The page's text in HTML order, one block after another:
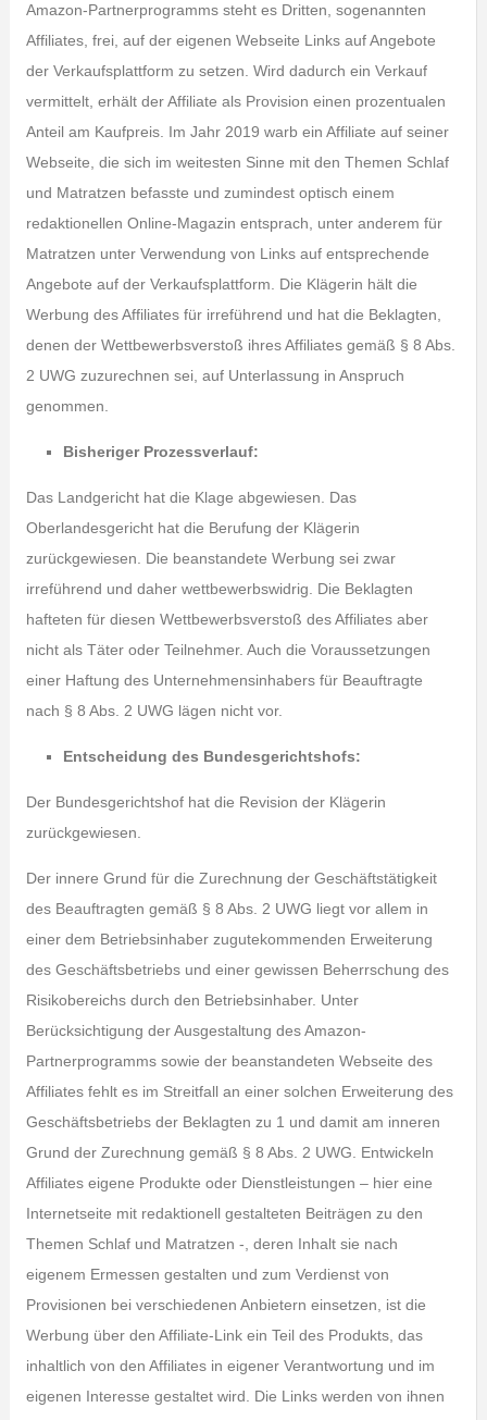
Amazon-Partnerprogramms steht es Dritten, sogenannten
Affiliates, frei, auf der eigenen Webseite Links auf Angebote
der Verkaufsplattform zu setzen. Wird dadurch ein Verkauf
vermittelt, erhält der Affiliate als Provision einen prozentualen
Anteil am Kaufpreis. Im Jahr 2019 warb ein Affiliate auf seiner
Webseite, die sich im weitesten Sinne mit den Themen Schlaf
und Matratzen befasste und zumindest optisch einem
redaktionellen Online-Magazin entsprach, unter anderem für
Matratzen unter Verwendung von Links auf entsprechende
Angebote auf der Verkaufsplattform. Die Klägerin hält die
Werbung des Affiliates für irreführend und hat die Beklagten,
denen der Wettbewerbsverstoß ihres Affiliates gemäß § 8 Abs.
2 UWG zuzurechnen sei, auf Unterlassung in Anspruch
genommen.
Bisheriger Prozessverlauf:
Das Landgericht hat die Klage abgewiesen. Das
Oberlandesgericht hat die Berufung der Klägerin
zurückgewiesen. Die beanstandete Werbung sei zwar
irreführend und daher wettbewerbswidrig. Die Beklagten
hafteten für diesen Wettbewerbsverstoß des Affiliates aber
nicht als Täter oder Teilnehmer. Auch die Voraussetzungen
einer Haftung des Unternehmensinhabers für Beauftragte
nach § 8 Abs. 2 UWG lägen nicht vor.
Entscheidung des Bundesgerichtshofs:
Der Bundesgerichtshof hat die Revision der Klägerin
zurückgewiesen.
Der innere Grund für die Zurechnung der Geschäftstätigkeit
des Beauftragten gemäß § 8 Abs. 2 UWG liegt vor allem in
einer dem Betriebsinhaber zugutekommenden Erweiterung
des Geschäftsbetriebs und einer gewissen Beherrschung des
Risikobereichs durch den Betriebsinhaber. Unter
Berücksichtigung der Ausgestaltung des Amazon-
Partnerprogramms sowie der beanstandeten Webseite des
Affiliates fehlt es im Streitfall an einer solchen Erweiterung des
Geschäftsbetriebs der Beklagten zu 1 und damit am inneren
Grund der Zurechnung gemäß § 8 Abs. 2 UWG. Entwickeln
Affiliates eigene Produkte oder Dienstleistungen – hier eine
Internetseite mit redaktionell gestalteten Beiträgen zu den
Themen Schlaf und Matratzen -, deren Inhalt sie nach
eigenem Ermessen gestalten und zum Verdienst von
Provisionen bei verschiedenen Anbietern einsetzen, ist die
Werbung über den Affiliate-Link ein Teil des Produkts, das
inhaltlich von den Affiliates in eigener Verantwortung und im
eigenen Interesse gestaltet wird. Die Links werden von ihnen